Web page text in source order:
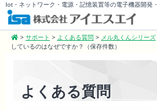
Iot・ネットワーク・電源・記憶装置等の電子機器開発
> サポート > よくある質問 > メル丸くんシリーズ
しているのはなぜですか？（保存件数）
よくある質問